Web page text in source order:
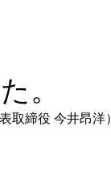
。
取締役 今井昂洋）